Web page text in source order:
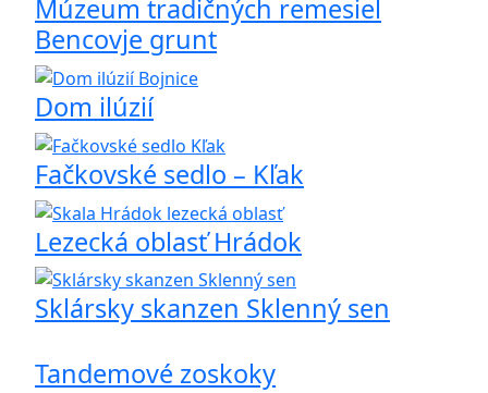
Múzeum tradičných remesiel
Bencovje grunt
Dom ilúzií
Fačkovské sedlo – Kľak
Lezecká oblasť Hrádok
Sklársky skanzen Sklenný sen
Tandemové zoskoky